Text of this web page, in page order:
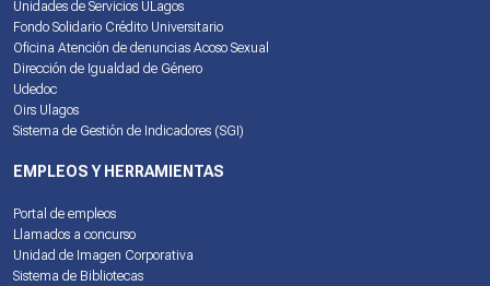
Unidades de Servicios ULagos
Fondo Solidario Crédito Universitario
Oficina Atención de denuncias Acoso Sexual
Dirección de Igualdad de Género
Udedoc
Oirs Ulagos
Sistema de Gestión de Indicadores (SGI)
EMPLEOS Y HERRAMIENTAS
Portal de empleos
Llamados a concurso
Unidad de Imagen Corporativa
Sistema de Bibliotecas